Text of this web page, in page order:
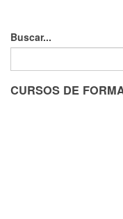
Buscar...
CURSOS DE